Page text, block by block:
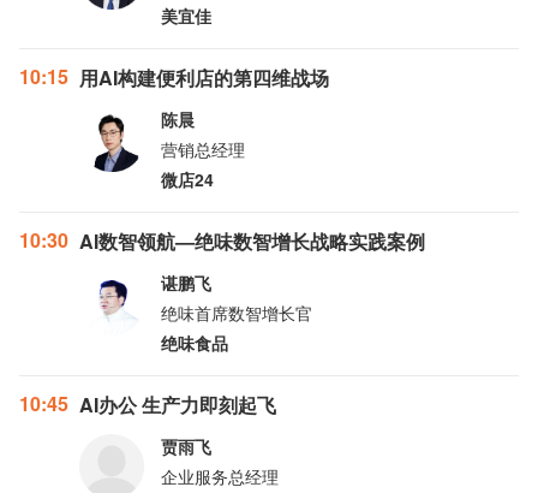
美宜佳
10:15 用AI构建便利店的第四维战场
陈晨
营销总经理
微店24
10:30 AI数智领航—绝味数智增长战略实践案例
谌鹏飞
绝味首席数智增长官
绝味食品
10:45 AI办公 生产力即刻起飞
贾雨飞
企业服务总经理